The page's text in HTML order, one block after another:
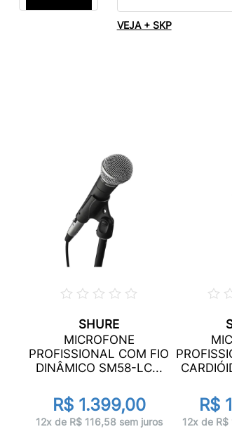
VEJA + SKP
SHURE
MICROFONE
PROFISSIONAL COM FIO
DINÂMICO SM58-LC...
R$ 1.399,00
12x de R$ 116,58 sem juros
R$
12x de